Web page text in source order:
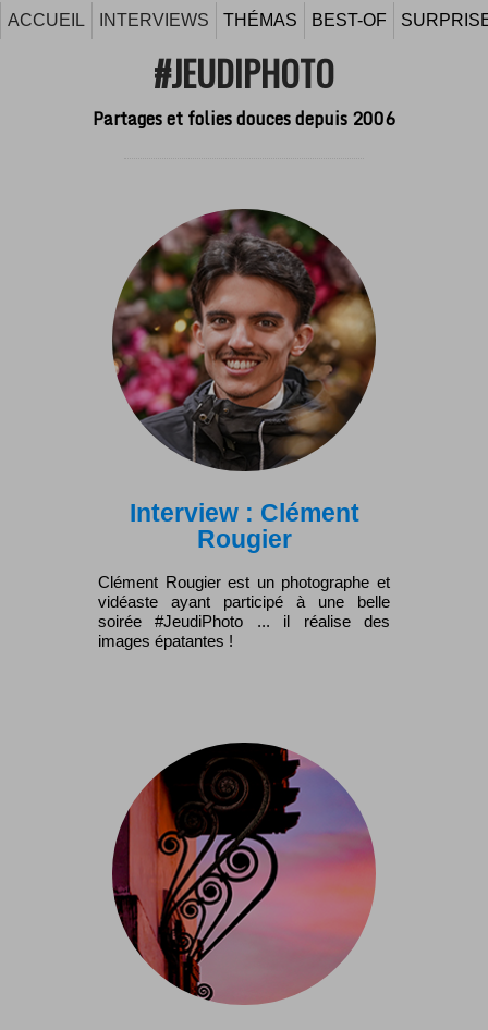
ACCUEIL INTERVIEWS THÉMAS BEST-OF
#JEUDIPHOTO
Partages et folies douces depuis 2006
Interview : Clément
Rougier
Clément Rougier est un photographe et
vidéaste ayant participé à une belle
soirée #JeudiPhoto ... il réalise des
images épatantes !